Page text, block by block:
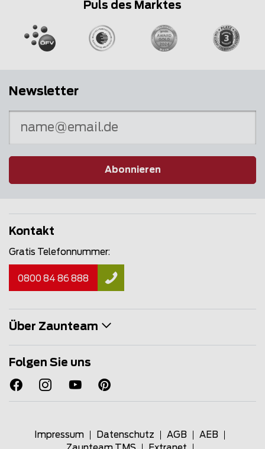
Puls des Marktes
Newsletter
Abonnieren
Kontakt
Gratis Telefonnummer:
0800 84 86 888
Über Zaunteam
Folgen Sie uns
Impressum Datenschutz AGB
AEB